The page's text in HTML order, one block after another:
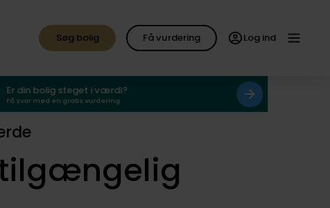
Søg bolig Få vurdering Log ind
Er din bolig steget i værdi?
Få svar med en gratis vurdering